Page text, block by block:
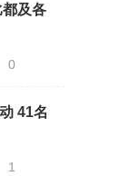
及各
0
41名
1